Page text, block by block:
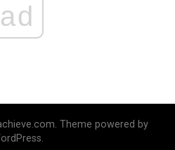
ad
Theme powered by